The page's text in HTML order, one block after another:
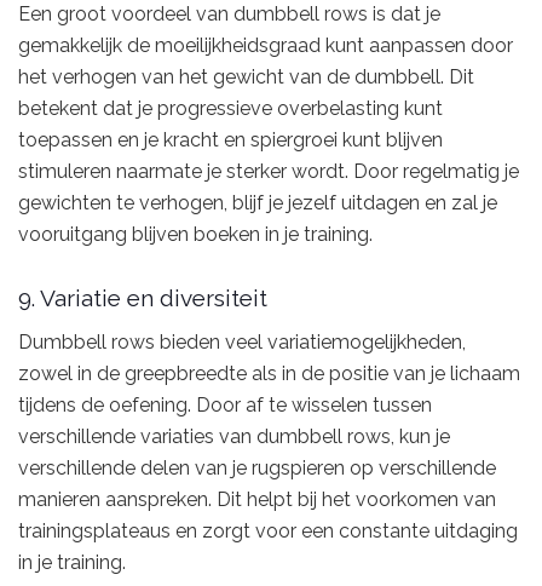
Een groot voordeel van dumbbell rows is dat je
gemakkelijk de moeilijkheidsgraad kunt aanpassen door
het verhogen van het gewicht van de dumbbell. Dit
betekent dat je progressieve overbelasting kunt
toepassen en je kracht en spiergroei kunt blijven
stimuleren naarmate je sterker wordt. Door regelmatig je
gewichten te verhogen, blijf je jezelf uitdagen en zal je
vooruitgang blijven boeken in je training.
9. Variatie en diversiteit
Dumbbell rows bieden veel variatiemogelijkheden,
zowel in de greepbreedte als in de positie van je lichaam
tijdens de oefening. Door af te wisselen tussen
verschillende variaties van dumbbell rows, kun je
verschillende delen van je rugspieren op verschillende
manieren aanspreken. Dit helpt bij het voorkomen van
trainingsplateaus en zorgt voor een constante uitdaging
in je training.